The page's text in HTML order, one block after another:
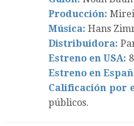
Producción:
Música: Hans
Distribuidora:
Estreno en USA:
Estreno en
Calificación por
públicos.